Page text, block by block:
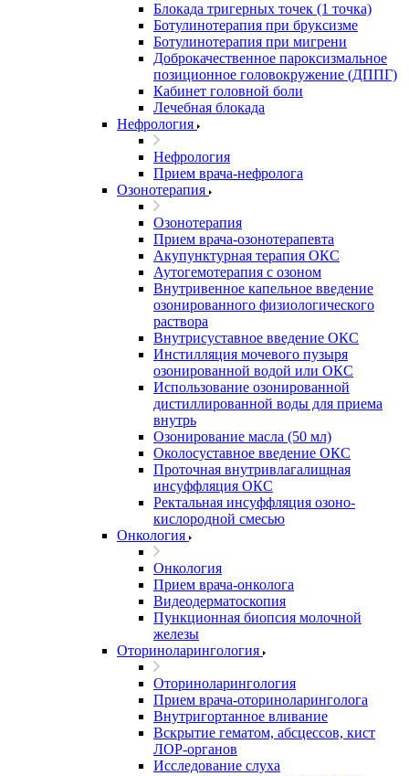
Блокада тригерных точек (1 точка)
Ботулинотерапия при бруксизме
Ботулинотерапия при мигрени
Доброкачественное пароксизмальное
позиционное головокружение (ДППГ)
Кабинет головной боли
Лечебная блокада
Нефрология
Нефрология
Прием врача-нефролога
Озонотерапия
Озонотерапия
Прием врача-озонотерапевта
Акупунктурная терапия ОКС
Аутогемотерапия с озоном
Внутривенное капельное введение
озонированного физиологического
раствора
Внутрисуставное введение ОКС
Инстилляция мочевого пузыря
озонированной водой или ОКС
Использование озонированной
дистиллированной воды для приема
внутрь
Озонирование масла (50 мл)
Околосуставное введение ОКС
Проточная внутривлагалищная
инсуффляция ОКС
Ректальная инсуффляция озоно-
кислородной смесью
Онкология
Онкология
Прием врача-онколога
Видеодерматоскопия
Пункционная биопсия молочной
железы
Оториноларингология
Оториноларингология
Прием врача-оториноларинголога
Внутригортанное вливание
Вскрытие гематом, абсцессов, кист
ЛОР-органов
Исследование слуха